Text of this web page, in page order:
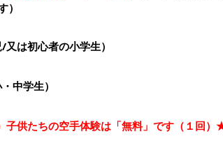
）
/又は初心者の小学生）
中学生）
供たちの空手体験は「無料」です（１回）